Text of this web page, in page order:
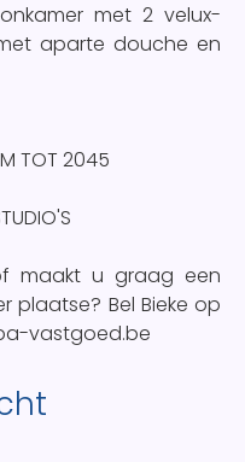
met 2 velux-
aparte douche en
TOT 2045
maakt u graag een
plaatse? Bel Bieke op
vastgoed.be